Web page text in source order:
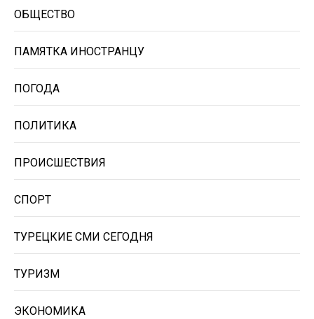
ОБЩЕСТВО
ПАМЯТКА ИНОСТРАНЦУ
ПОГОДА
ПОЛИТИКА
ПРОИСШЕСТВИЯ
СПОРТ
ТУРЕЦКИЕ СМИ СЕГОДНЯ
ТУРИЗМ
ЭКОНОМИКА